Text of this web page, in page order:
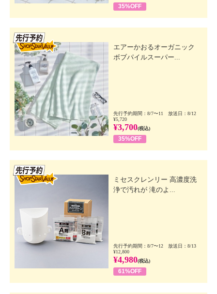
35%OFF
エアーかおるオーガニック
ボブパイルスーパー...
先行予約期間：8/7〜11 放送日：8/12
¥5,720
¥3,700(税込)
35%OFF
ミセスクレンリー 高濃度洗
浄で汚れが 滝のよ...
先行予約期間：8/7〜12 放送日：8/13
¥12,800
¥4,980(税込)
61%OFF